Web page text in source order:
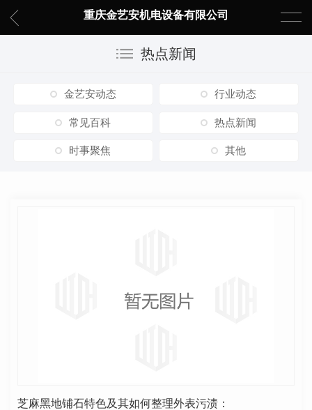
重庆金艺安机电设备有限公司
热点新闻
金艺安动态 行业动态
常见百科 热点新闻
时事聚焦 其他
芝麻黑地铺石特色及其如何整理外表污渍：